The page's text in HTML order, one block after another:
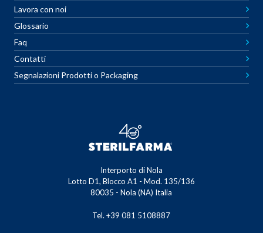
Lavora con noi
Glossario
Faq
Contatti
Segnalazioni Prodotti o Packaging
Interporto di Nola
Lotto D1, Blocco A1 - Mod. 135/136
80035 - Nola (NA) Italia
Tel. +39 081 5108887